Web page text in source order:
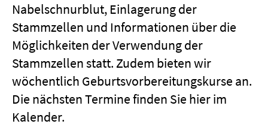
Nabelschnurblut, Einlagerung der
Stammzellen und Informationen über die
Möglichkeiten der Verwendung der
Stammzellen statt. Zudem bieten wir
wöchentlich Geburtsvorbereitungskurse an.
Die nächsten Termine finden Sie hier im
Kalender.